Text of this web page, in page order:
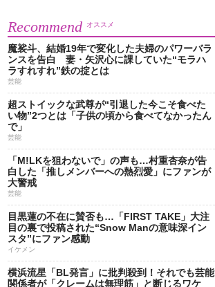
Recommend オススメ
魔裟斗、結婚19年で変化した夫婦のパワーバラ
ンスを告白 妻・矢沢心に課していた“モラハ
ラすれすれ”鉄の掟とは
芸能
超ストイックな武尊が“引退した今こそ食べた
い物”2つとは「子供の頃から食べてなかったん
で」
芸能
「M!LKを狙わないで」の声も…村重杏奈が告
白した「推しメンバーへの熱烈愛」にファンが
大警戒
芸能
目黒蓮の不在に賛否も…「FIRST TAKE」大注
目の裏で投稿された“Snow Manの意味深イン
スタ”にファン感動
イケメン
横浜流星「BL発言」に批判殺到！それでも芸能
関係者が「クレームは無理筋」と断じるワケ